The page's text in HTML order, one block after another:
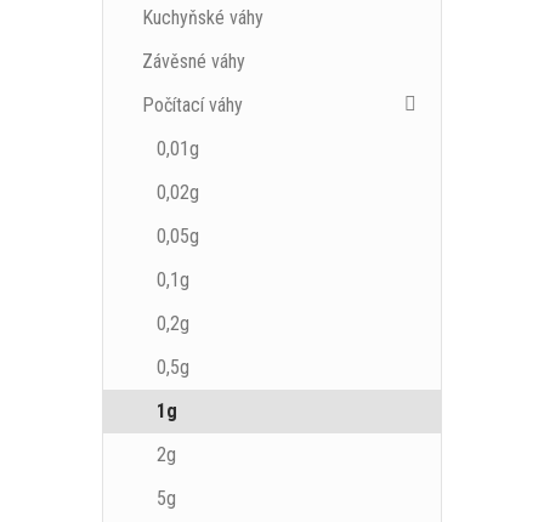
Kuchyňské váhy
Závěsné váhy
Počítací váhy
0,01g
0,02g
0,05g
0,1g
0,2g
0,5g
1g
2g
5g